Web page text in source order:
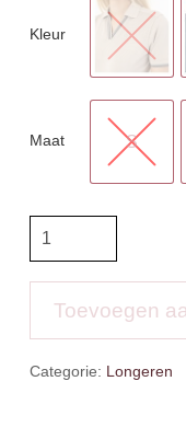
Kleur
Maat S
SleeveToevoegen
Categorie: Longeren